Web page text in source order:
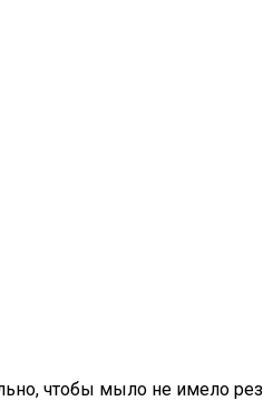
чтобы мыло не имело